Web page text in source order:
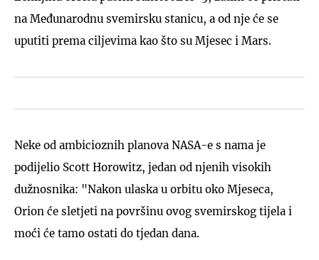
na Međunarodnu svemirsku stanicu, a od nje će se
uputiti prema ciljevima kao što su Mjesec i Mars.
Neke od ambicioznih planova NASA-e s nama je
podijelio Scott Horowitz, jedan od njenih visokih
dužnosnika: "Nakon ulaska u orbitu oko Mjeseca,
Orion će sletjeti na površinu ovog svemirskog tijela i
moći će tamo ostati do tjedan dana.